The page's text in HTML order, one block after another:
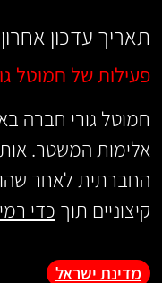
תאריך עדכון אחרון:
פעילות של חמוטל
חמוטל גורי חברה
אלימות המשטר.
החברתית לאחר
קיצוניים תוך כדי
מדינת ישראל